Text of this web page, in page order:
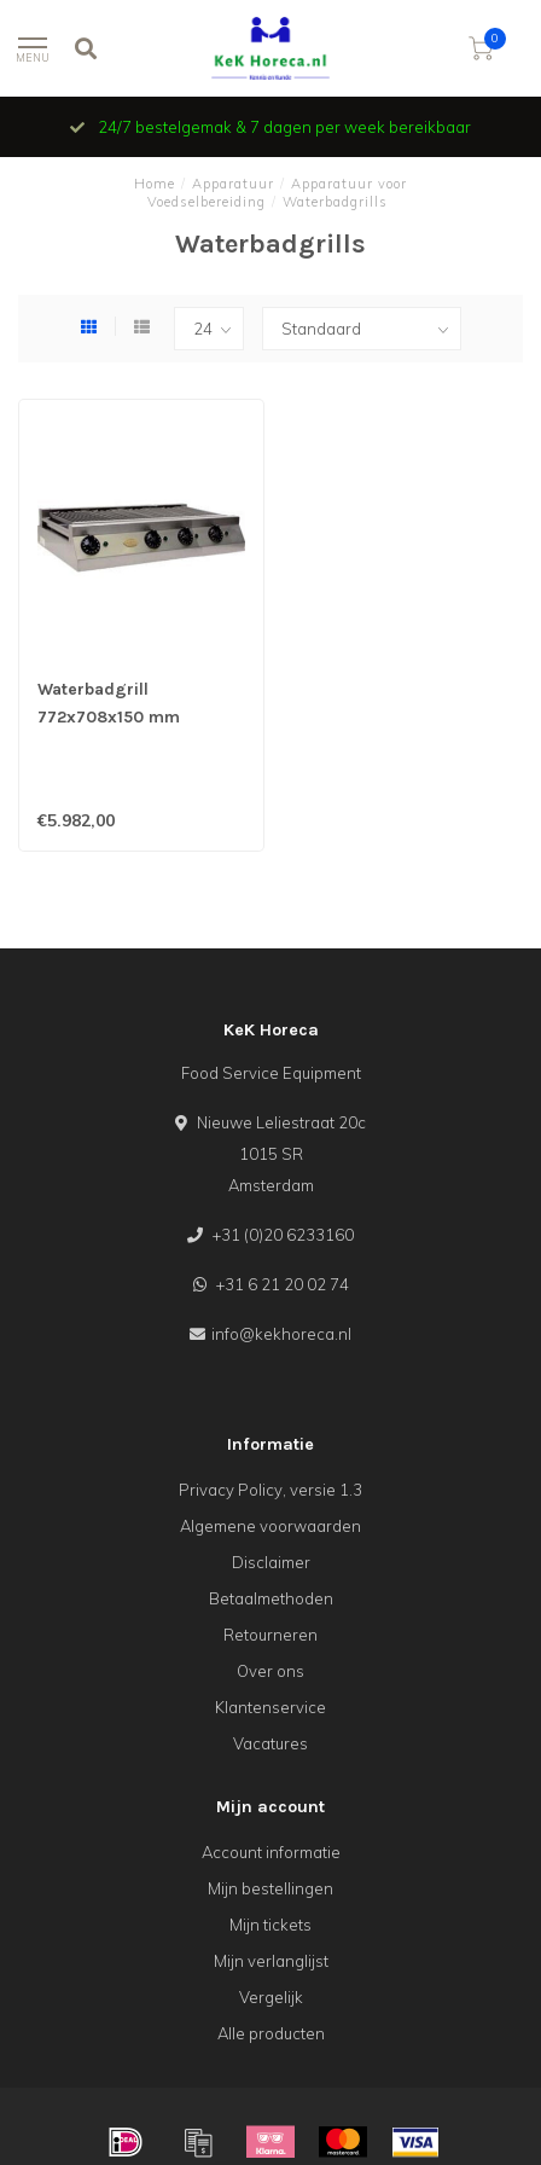
MENU
0
24/7 bestelgemak & 7 dagen per week bereikbaar
Home Apparatuur
Apparatuur voor
Voedselbereiding
Waterbadgrills
Waterbadgrills
Waterbadgrill
772x708x150 mm
RWG-86 - Rosval
€5.982,00
KeK Horeca
Food Service Equipment
Nieuwe Leliestraat 20c
1015 SR
Amsterdam
+31 (0)20 6233160
+31 6 21 20 02 74
info@kekhoreca.nl
Informatie
Privacy Policy, versie 1.3
Algemene voorwaarden
Disclaimer
Betaalmethoden
Retourneren
Over ons
Klantenservice
Vacatures
Mijn account
Account informatie
Mijn bestellingen
Mijn tickets
Mijn verlanglijst
Vergelijk
Alle producten